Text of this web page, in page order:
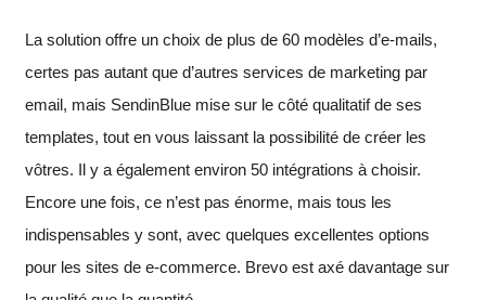
La solution offre un choix de plus de 60 modèles d’e-mails,
certes pas autant que d’autres services de marketing par
email, mais SendinBlue mise sur le côté qualitatif de ses
templates, tout en vous laissant la possibilité de créer les
vôtres. Il y a également environ 50 intégrations à choisir.
Encore une fois, ce n’est pas énorme, mais tous les
indispensables y sont, avec quelques excellentes options
pour les sites de e-commerce. Brevo est axé davantage sur